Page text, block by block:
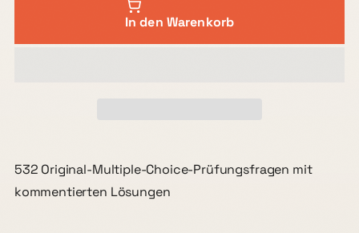
In den Warenkorb
532 Original-Multiple-Choice-Prüfungsfragen mit
kommentierten Lösungen